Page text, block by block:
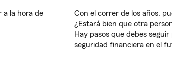
a la hora de
Con el correr de los años,
¿Estará bien que otra
Hay pasos que debes
seguridad financiera en el